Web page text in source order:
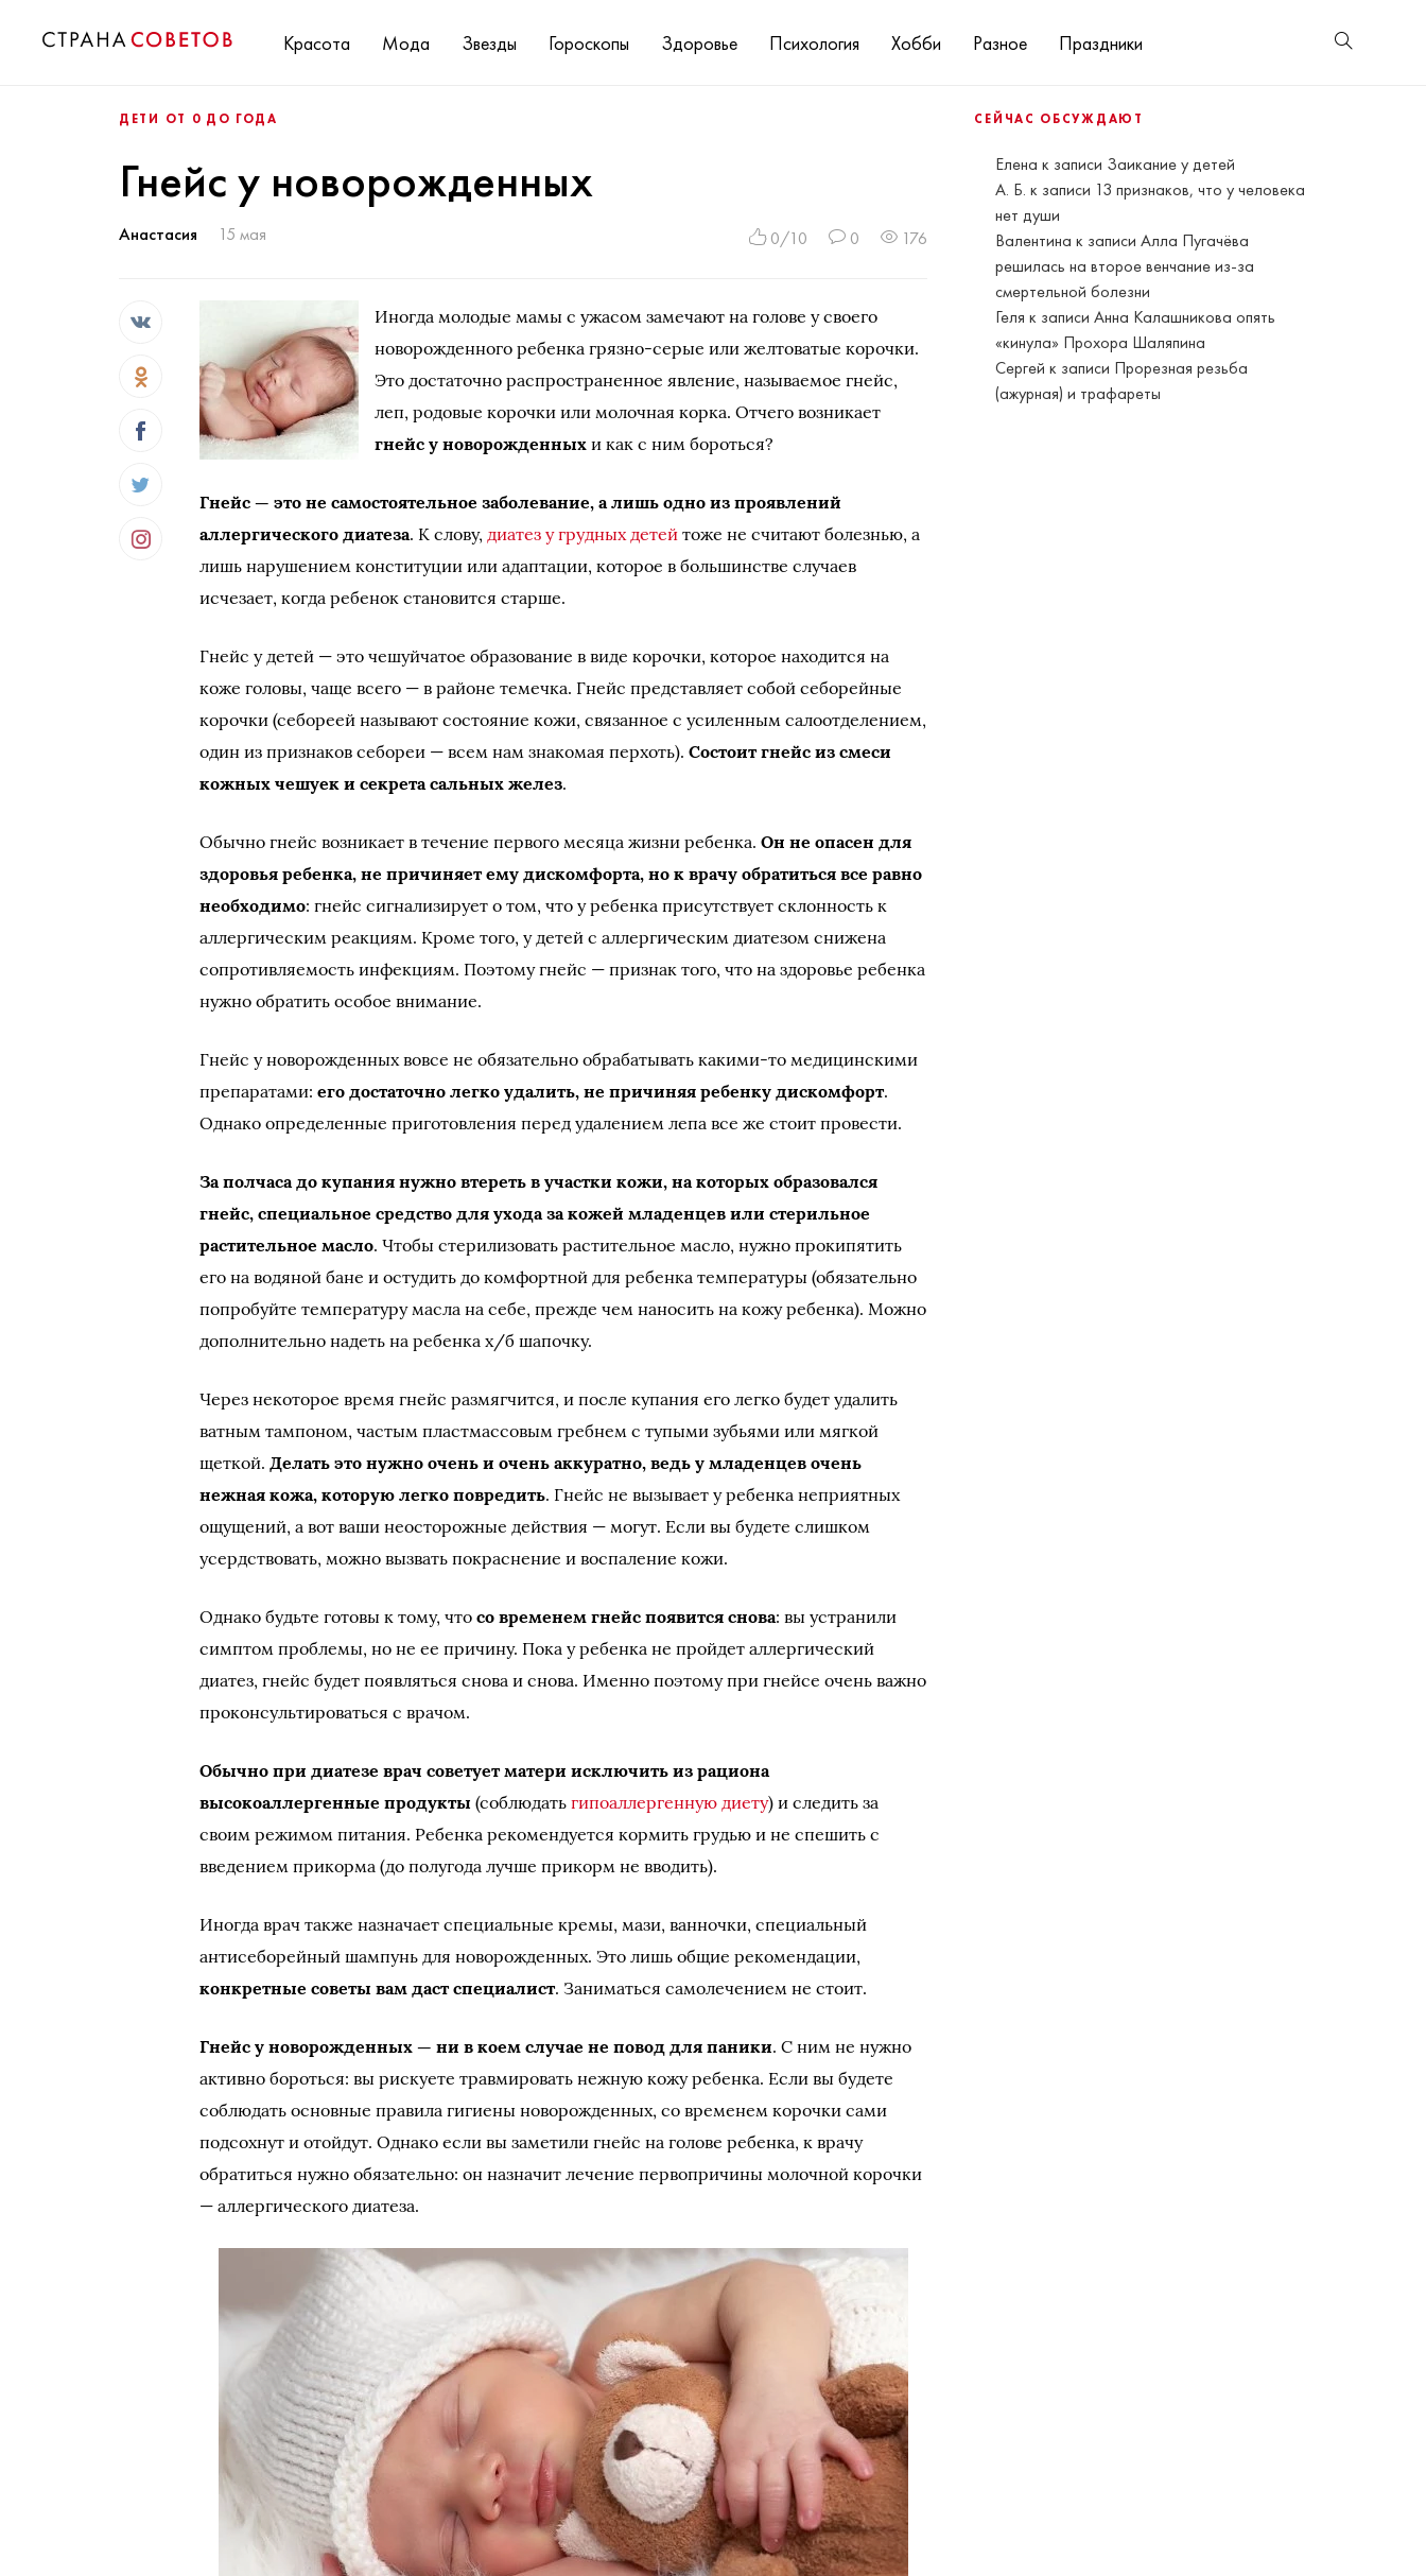
Красота Мода Звезды Гороскопы Здоровье Психология Хобби Разное Праздники
СЕЙЧАС ОБСУЖДАЮТ
Елена к записи Заикание у детей
А. Б. к записи 13 признаков, что у человека
нет души
Валентина к записиАлла Пугачёва
решилась на второе венчание из-за
смертельной болезни
Геля к записиАнна Калашникова опять
«кинула» Прохора Шаляпина
Сергей к записи Прорезная резьба
(ажурная) и трафареты
ДЕТИ ОТ 0 ДО ГОДА
Гнейс у новорожденных
Анастасия 15 мая 0/10 0 176
Иногда молодые мамы с ужасом замечают на голове у своего
новорожденного ребенка грязно-серые или желтоватые корочки.
Это достаточно распространенное явление, называемое гнейс,
леп, родовые корочки или молочная корка. Отчего возникает
гнейс у новорожденных и как с ним бороться?
Гнейс — это не самостоятельное заболевание, а лишь одно из проявлений
аллергического диатеза. К слову,диатез у грудных детей тоже не считают болезнью, а
лишь нарушением конституции или адаптации, которое в большинстве случаев
исчезает, когда ребенок становится старше.
Гнейс у детей — это чешуйчатое образование в виде корочки, которое находится на
коже головы, чаще всего — в районе темечка. Гнейс представляет собой себорейные
корочки (себореей называют состояние кожи, связанное с усиленным салоотделением,
один из признаков себореи — всем нам знакомая перхоть).Состоит гнейс из смеси
кожных чешуек и секрета сальных желез.
Обычно гнейс возникает в течение первого месяца жизни ребенка.Он не опасен для
здоровья ребенка, не причиняет ему дискомфорта, но к врачу обратиться все равно
необходимо: гнейс сигнализирует о том, что у ребенка присутствует склонность к
аллергическим реакциям. Кроме того, у детей с аллергическим диатезом снижена
сопротивляемость инфекциям. Поэтому гнейс — признак того, что на здоровье ребенка
нужно обратить особое внимание.
Гнейс у новорожденных вовсе не обязательно обрабатывать какими-то медицинскими
препаратами:его достаточно легко удалить, не причиняя ребенку дискомфорт.
Однако определенные приготовления перед удалением лепа все же стоит провести.
За полчаса до купания нужно втереть в участки кожи, на которых образовался
гнейс, специальное средство для ухода за кожей младенцев или стерильное
растительное масло. Чтобы стерилизовать растительное масло, нужно прокипятить
его на водяной бане и остудить до комфортной для ребенка температуры (обязательно
попробуйте температуру масла на себе, прежде чем наносить на кожу ребенка). Можно
дополнительно надеть на ребенка х/б шапочку.
Через некоторое время гнейс размягчится, и после купания его легко будет удалить
ватным тампоном, частым пластмассовым гребнем с тупыми зубьями или мягкой
щеткой.Делать это нужно очень и очень аккуратно, ведь у младенцев очень
нежная кожа, которую легко повредить. Гнейс не вызывает у ребенка неприятных
ощущений, а вот ваши неосторожные действия — могут. Если вы будете слишком
усердствовать, можно вызвать покраснение и воспаление кожи.
Однако будьте готовы к тому, чтосо временем гнейс появится снова: вы устранили
симптом проблемы, но не ее причину. Пока у ребенка не пройдет аллергический
диатез, гнейс будет появляться снова и снова. Именно поэтому при гнейсе очень важно
проконсультироваться с врачом.
Обычно при диатезе врач советует матери исключить из рациона
высокоаллергенные продукты (соблюдатьгипоаллергенную диету) и следить за
своим режимом питания. Ребенка рекомендуется кормить грудью и не спешить с
введением прикорма (до полугода лучше прикорм не вводить).
Иногда врач также назначает специальные кремы, мази, ванночки, специальный
антисеборейный шампунь для новорожденных. Это лишь общие рекомендации,
конкретные советы вам даст специалист. Заниматься самолечением не стоит.
Гнейс у новорожденных — ни в коем случае не повод для паники. С ним не нужно
активно бороться: вы рискуете травмировать нежную кожу ребенка. Если вы будете
соблюдать основные правила гигиены новорожденных, со временем корочки сами
подсохнут и отойдут. Однако если вы заметили гнейс на голове ребенка, к врачу
обратиться нужно обязательно: он назначит лечение первопричины молочной корочки
— аллергического диатеза.